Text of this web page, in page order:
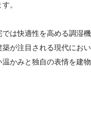
。
は快適性を高める調湿
が注目される現代にお
かみと独自の表情を建